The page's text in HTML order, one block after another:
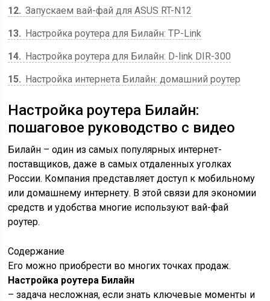
12 Запускаем вай-фай для ASUS RT-N12
13
Настройка роутера для Билайн: TP-Link
14
Настройка роутера для Билайн: D-link DIR-300
15
Настройка интернета Билайн: домашний роутер
Настройка роутера Билайн:
пошаговое руководство с видео
Билайн – один из самых популярных интернет-
поставщиков, даже в самых отдаленных уголках
России. Компания представляет доступ к мобильному
или домашнему интернету. В этой связи для экономии
средств и удобства многие используют вай-фай
роутер.
Содержание
Его можно приобрести во многих точках продаж.
Настройка роутера Билайн
– задача несложная, если знать ключевые моменты и